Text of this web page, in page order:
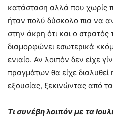
κατάσταση αλλά που χωρίς
ήταν πολύ δύσκολο πια να
στην άκρη ότι και ο στρατός
διαμορφώνει εσωτερικά
ενιαίο. Αν λοιπόν δεν είχε
πραγμάτων θα είχε
εξουσίας, ξεκινώντας από
Τι συνέβη λοιπόν με τα